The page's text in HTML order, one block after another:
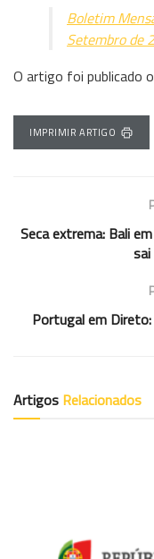
Boletim
Setembro de
O artigo foi publicado
IMPRIMIR ARTIGO
Seca extrema: Bali
Portugal em
Artigos Relacionados